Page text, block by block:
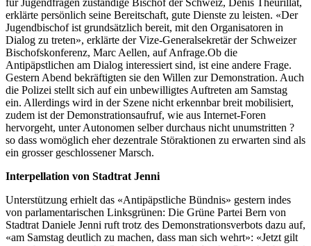
für Jugendfragen zuständige Bischof der Schweiz, Denis Theurillat,
erklärte persönlich seine Bereitschaft, gute Dienste zu leisten. «Der
Jugendbischof ist grundsätzlich bereit, mit den Organisatoren in
Dialog zu treten», erklärte der Vize-Generalsekretär der Schweizer
Bischofskonferenz, Marc Aellen, auf Anfrage.Ob die
Antipäpstlichen am Dialog interessiert sind, ist eine andere Frage.
Gestern Abend bekräftigten sie den Willen zur Demonstration. Auch
die Polizei stellt sich auf ein unbewilligtes Auftreten am Samstag
ein. Allerdings wird in der Szene nicht erkennbar breit mobilisiert,
zudem ist der Demonstrationsaufruf, wie aus Internet-Foren
hervorgeht, unter Autonomen selber durchaus nicht unumstritten ?
so dass womöglich eher dezentrale Störaktionen zu erwarten sind als
ein grosser geschlossener Marsch.
Interpellation von Stadtrat Jenni
Unterstützung erhielt das «Antipäpstliche Bündnis» gestern indes
von parlamentarischen Linksgrünen: Die Grüne Partei Bern von
Stadtrat Daniele Jenni ruft trotz des Demonstrationsverbots dazu auf,
«am Samstag deutlich zu machen, dass man sich wehrt»: «Jetzt gilt